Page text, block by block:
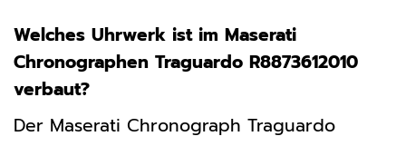
Welches Uhrwerk ist im Maserati
Chronographen Traguardo R8873612010
verbaut?
Der Maserati Chronograph Traguardo